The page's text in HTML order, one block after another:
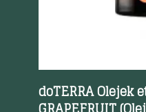
doTERRA Olejek